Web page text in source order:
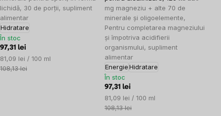
lichidă, 30 de porții, supliment
alimentar
Hidratare
În stoc
97,31 lei
Evaluare
preţ:
81,09 lei / 100 ml
108,13 lei
mg magneziu + alte 70 de
minerale și oligoelemente,
Pentru completarea magneziului
și împotriva acidifierii
organismului, supliment
alimentar
EnergieHidratare
În stoc
97,31 lei
Evaluare
preţ:
81,09 lei / 100 ml
108,13 lei